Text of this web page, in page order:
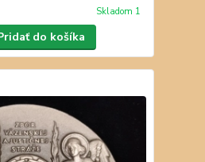
Skladom 1
do košíka